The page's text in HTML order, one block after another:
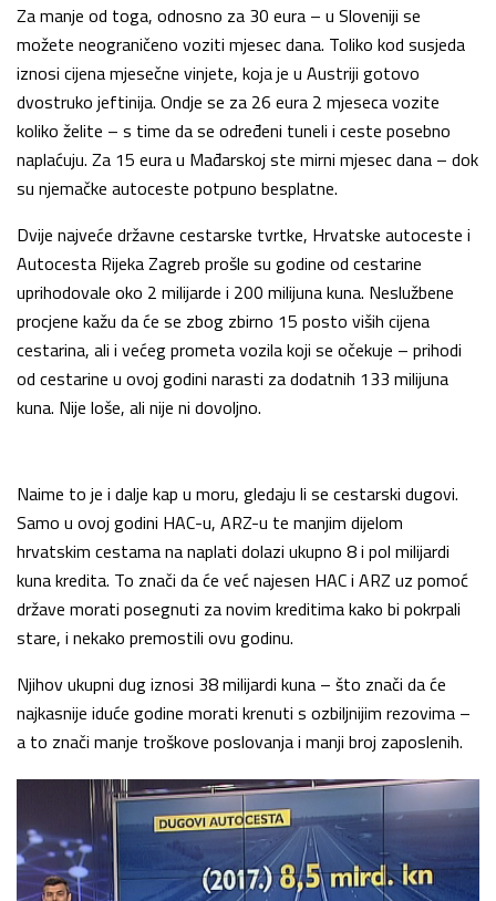
Za manje od toga, odnosno za 30 eura – u Sloveniji se
možete neograničeno voziti mjesec dana. Toliko kod susjeda
iznosi cijena mjesečne vinjete, koja je u Austriji gotovo
dvostruko jeftinija. Ondje se za 26 eura 2 mjeseca vozite
koliko želite – s time da se određeni tuneli i ceste posebno
naplaćuju. Za 15 eura u Mađarskoj ste mirni mjesec dana – dok
su njemačke autoceste potpuno besplatne.
Dvije najveće državne cestarske tvrtke, Hrvatske autoceste i
Autocesta Rijeka Zagreb prošle su godine od cestarine
uprihodovale oko 2 milijarde i 200 milijuna kuna. Neslužbene
procjene kažu da će se zbog zbirno 15 posto viših cijena
cestarina, ali i većeg prometa vozila koji se očekuje – prihodi
od cestarine u ovoj godini narasti za dodatnih 133 milijuna
kuna. Nije loše, ali nije ni dovoljno.
Naime to je i dalje kap u moru, gledaju li se cestarski dugovi.
Samo u ovoj godini HAC-u, ARZ-u te manjim dijelom
hrvatskim cestama na naplati dolazi ukupno 8 i pol milijardi
kuna kredita. To znači da će već najesen HAC i ARZ uz pomoć
države morati posegnuti za novim kreditima kako bi pokrpali
stare, i nekako premostili ovu godinu.
Njihov ukupni dug iznosi 38 milijardi kuna – što znači da će
najkasnije iduće godine morati krenuti s ozbiljnijim rezovima –
a to znači manje troškove poslovanja i manji broj zaposlenih.